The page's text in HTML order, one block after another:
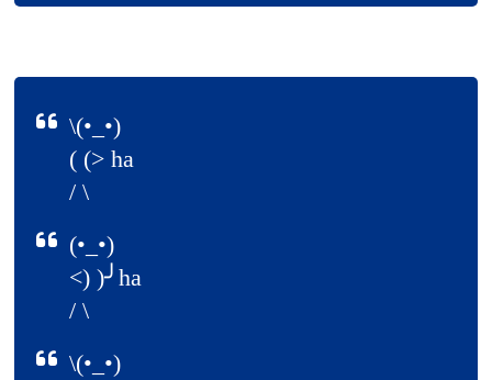
\(•_•)
( (> ha
/ \
(•_•)
<) )╯ha
/ \
\(•_•)